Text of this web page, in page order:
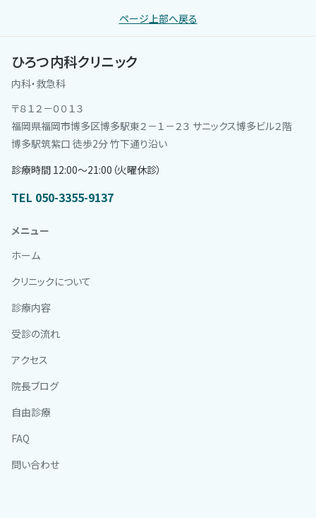
ページ上部へ戻る
ひろつ内科クリニック
内科・救急科
〒８１２－００１３
福岡県福岡市博多区博多駅東２－１－２３ サニックス博多ビル２階
博多駅筑紫口 徒歩2分 竹下通り沿い
診療時間 12:00〜21:00（火曜休診）
TEL 050-3355-9137
メニュー
ホーム
クリニックについて
診療内容
受診の流れ
アクセス
院長ブログ
自由診療
FAQ
問い合わせ